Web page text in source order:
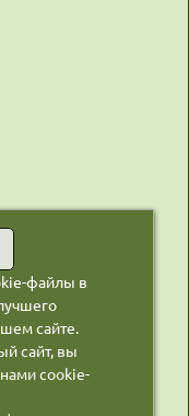
файлы в
сайте.
сайт, вы
cookie-